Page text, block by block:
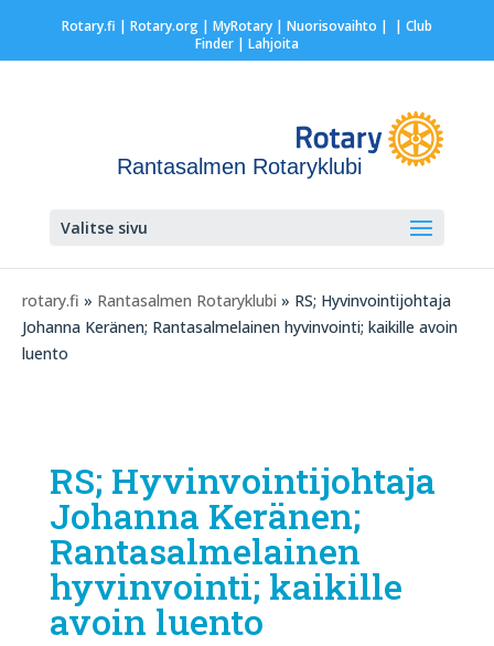
Rotary.fi | Rotary.org| MyRotary | Nuorisovaihto | | Club
Finder| Lahjoita
Rantasalmen Rotaryklubi
Valitse sivu
rotary.fi » Rantasalmen Rotaryklubi » RS; Hyvinvointijohtaja
Johanna Keränen; Rantasalmelainen hyvinvointi; kaikille avoin
luento
RS; Hyvinvointijohtaja
Johanna Keränen;
Rantasalmelainen
hyvinvointi; kaikille
avoin luento